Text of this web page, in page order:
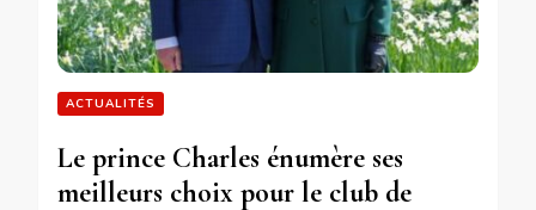
ACTUALITÉS
Le prince Charles énumère ses
meilleurs choix pour le club de